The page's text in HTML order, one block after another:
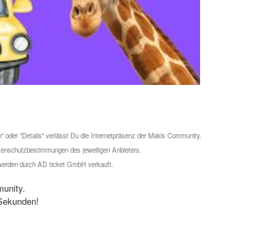
oder "Details" verlässt Du die Internetpräsenz der Makis Community.
des jeweiligen Anbieters.
durch AD ticket GmbH verkauft.